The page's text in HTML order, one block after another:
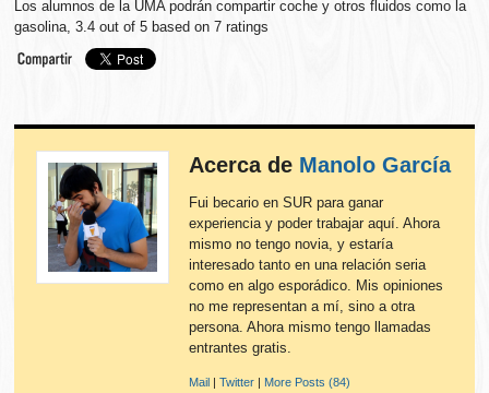
Los alumnos de la UMA podrán compartir coche y otros fluidos como la
gasolina,3.4 out of5 based on7 ratings
Acerca de Manolo García
Fui becario en SUR para ganar
experiencia y poder trabajar aquí. Ahora
mismo no tengo novia, y estaría
interesado tanto en una relación seria
como en algo esporádico. Mis opiniones
no me representan a mí, sino a otra
persona. Ahora mismo tengo llamadas
entrantes gratis.
Mail |Twitter | More Posts (84)